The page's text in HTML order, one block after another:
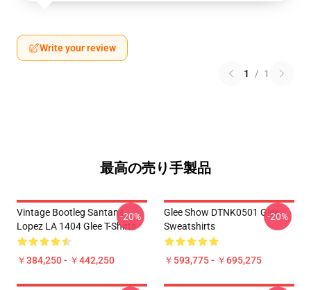
Write your review
1 / 1
最高の売り手製品
Vintage Bootleg Santana
Lopez LA 1404 Glee T-Shirts
￥384,250 - ￥442,250
-20%
Glee Show DTNK0501 Glee
Sweatshirts
￥593,775 - ￥695,275
-20%